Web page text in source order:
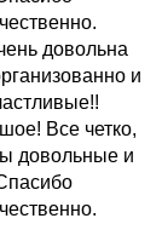
довольна
и
Все четко,
довольные и